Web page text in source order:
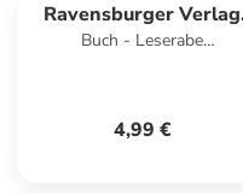
Ravensburger Verlag
GmbH
Buch - Leserabe
4,99 €